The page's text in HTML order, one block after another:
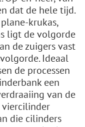
dat de hele tijd.
krukas,
ligt de volgorde
de zuigers vast
Ideaal
de processen
een
van de
viercilinder
die cilinders